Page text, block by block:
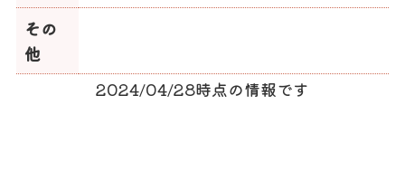
その
他
2024/04/28時点の情報です